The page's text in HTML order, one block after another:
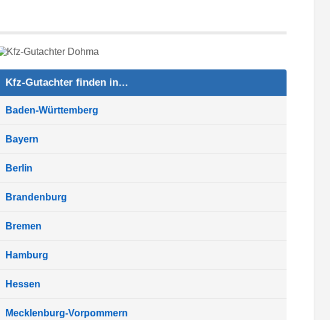
Kfz-Gutachter finden in…
Baden-Württemberg
Bayern
Berlin
Brandenburg
Bremen
Hamburg
Hessen
Mecklenburg-Vorpommern